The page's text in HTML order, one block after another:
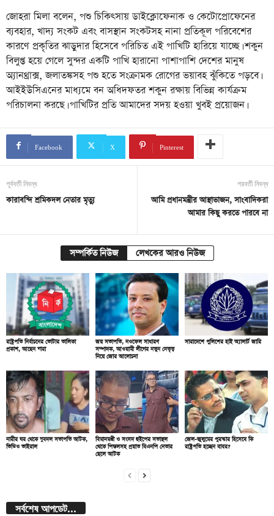
জোহরা মিলা বলেন, পশু চিকিৎসায় ডাইক্লোফেনাক ও কেটোপ্রোফেনের
ব্যবহার, খাদ্য সংকট এবং বাসস্থান সংকটসহ নানা প্রতিকূল পরিবেশের
কারণে প্রকৃতির ঝাড়ুদার হিসেবে পরিচিত এই পাখিটি হারিয়ে যাচ্ছে। শকুন
বিলুপ্ত হয়ে গেলে সুন্দর একটি পাখি হারানো পাশাপাশি দেশের মানুষ
অ্যানথ্রাক্স, জলাতঙ্কসহ পশু হতে সংক্রামক রোগের ভয়াবহ ঝুঁকিতে পড়বে।
আইইউসিএনের মাধ্যমে বন অধিদফতর শকুন রক্ষায় বিভিন্ন কার্যক্রম
পরিচালনা করছে। পাখিটির প্রতি আমাদের সদয় হওয়া খুবই প্রয়োজন।
Facebook X Pinterest
পূর্ববর্তী নিবন্ধ
কারাবন্দি শ্রমিকদল নেতার মৃত্যু
পরবর্তী নিবন্ধ
আমি প্রধানমন্ত্রীর আস্থাভাজন, সাংবাদিকরা
আমার কিছু করতে পারবে না
সম্পর্কিত নিউজ লেখকের আরও নিউজ
রাষ্ট্রপতি নির্বাচনের ভোটার তালিকা
প্রকাশ, আছেন যারা
জয় সভাপতি, নওফেল সাধারণ
সম্পাদক, আওয়ামী লীগের নতুন নেতৃত্ব
নিয়ে জোর আলোচনা
সারাদেশে পুলিশের হাই অ্যালার্ট জারি
নারীর ঘর থেকে যুবদল সভাপতি আটক,
ভিডিও ভাইরাল
বিমানমন্ত্রী ও সংসদ হুইপের সভাস্থল
থেকে পিস্তলসহ প্রয়াত বিএনপি নেতার
ছেলে আটক
জেল-জুলুমের পুরস্কার হিসেবে কি
রাষ্ট্রপতি হচ্ছেন বাবর?
সর্বশেষ আপডেট...